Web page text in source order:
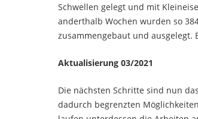
Schwellen gelegt und mit
anderthalb Wochen wurden so
zusammengebaut und ausgelegt.
Aktualisierung 03/2021
Die nächsten Schritte sind nun
dadurch begrenzten